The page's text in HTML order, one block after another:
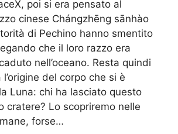
poi si era pensato al
cinese Chángzhēng sānhào
di Pechino hanno smentito
che il loro razzo era
nell’oceano. Resta quindi
del corpo che si è
Luna: chi ha lasciato questo
cratere? Lo scopriremo nelle
forse…